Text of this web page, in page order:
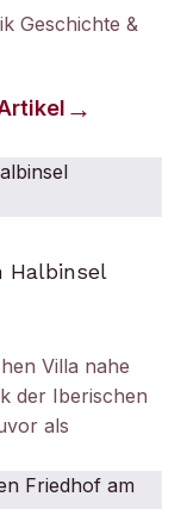
Geschichte &
Halbinsel
Villa nahe
der Iberischen
als